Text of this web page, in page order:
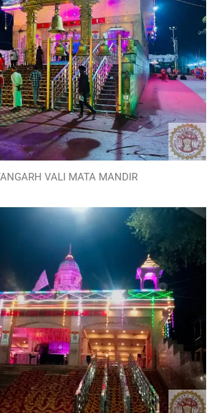
VALI MATA MANDIR